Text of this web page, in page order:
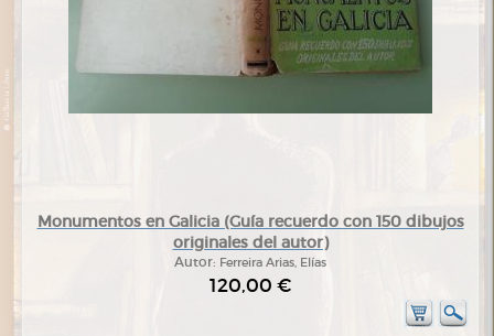
Monumentos en Galicia (Guía recuerdo con 150 dibujos
originales del autor)
Autor: Ferreira Arias, Elías
120,00 €